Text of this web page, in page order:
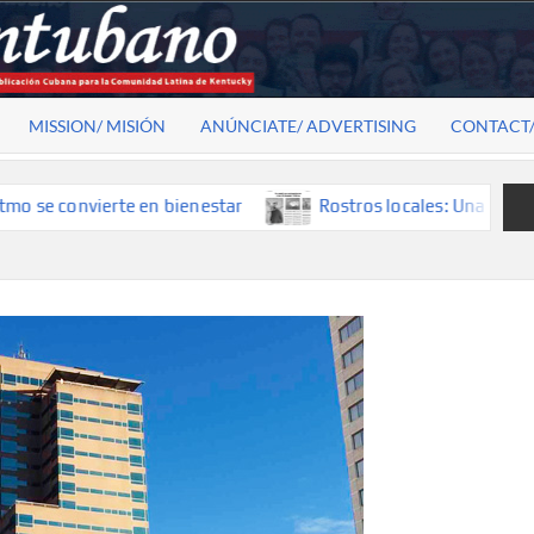
MISSION/ MISIÓN ANÚNCIATE/ ADVERTISING
en bienestar Rostros locales: Una mirada que